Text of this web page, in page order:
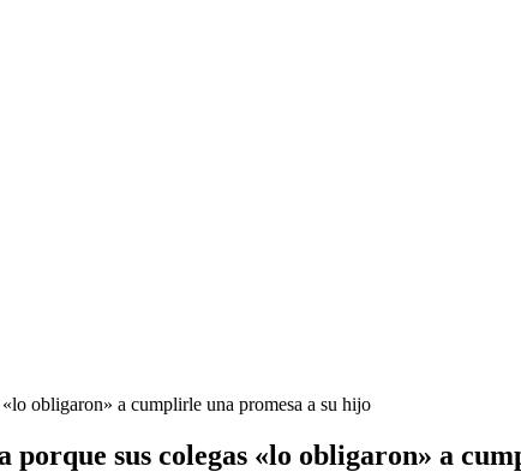
obligaron» a cumplirle una promesa a su hijo
porque sus colegas «lo obligaron» a